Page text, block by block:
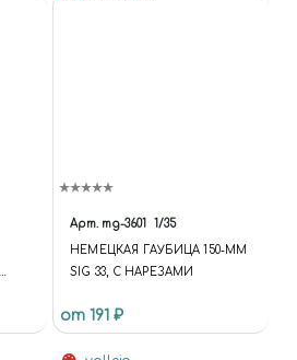
Арт. mg-3601 1/35
НЕМЕЦКАЯ ГАУБИЦА 150-ММ
SIG 33, С НАРЕЗАМИ
от 191 ₽